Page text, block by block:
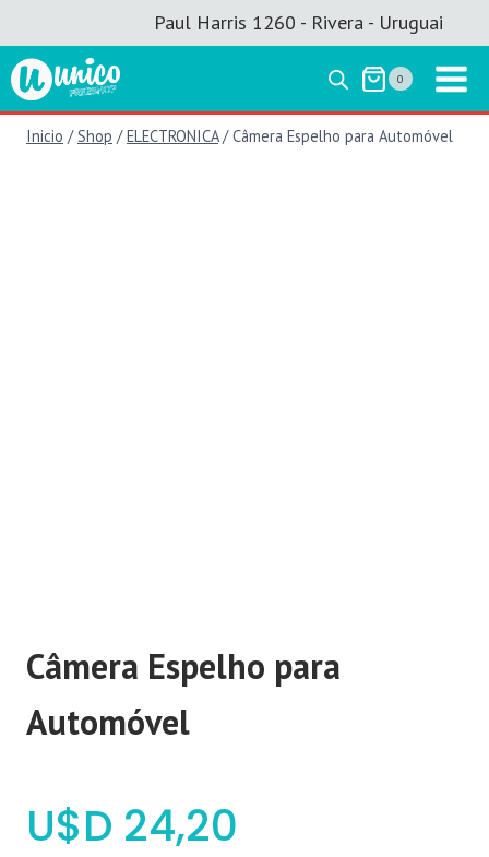
al
contenido
Paul Harris 1260 - Rivera - Uruguai
0
Inicio / Shop / ELECTRONICA / Câmera Espelho para Automóvel
Câmera Espelho para
Automóvel
$ 24,20